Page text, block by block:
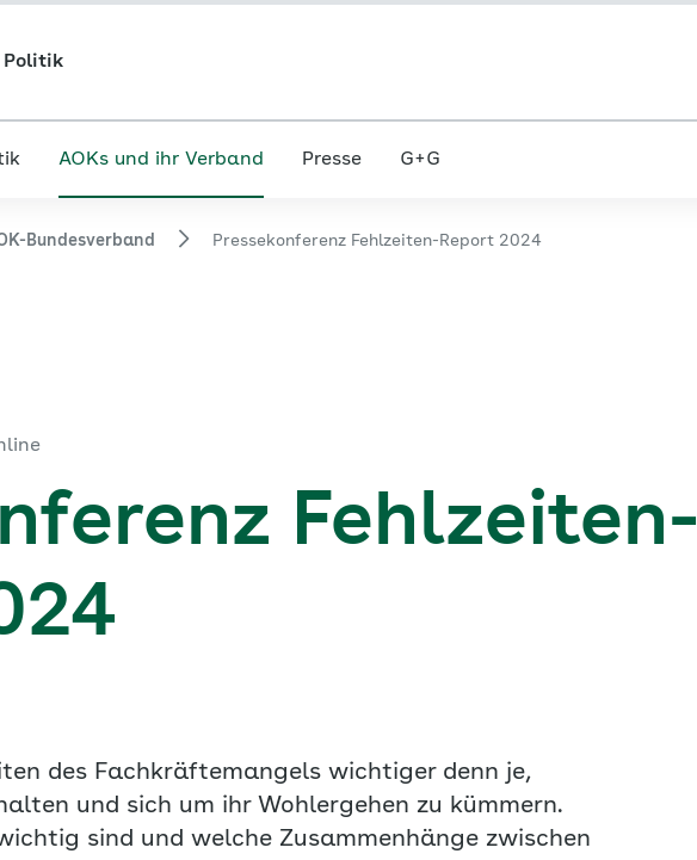
Politik
AOKs und ihr Verband Presse G+G
Bundesverband Pressekonferenz Fehlzeiten-Report 2024
Fehlzeiten-
des Fachkräftemangels wichtiger denn je,
und sich um ihr Wohlergehen zu kümmern.
sind und welche Zusammenhänge zwischen